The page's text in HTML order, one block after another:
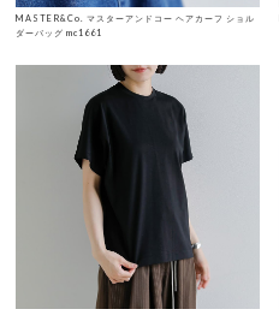
MASTER&Co. マスターアンドコー ヘアカーフ ショル
ダーバッグ mc1661